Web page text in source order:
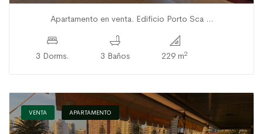
Apartamento en venta. Edificio Porto Sca ...
3 Dorms. 3 Baños 229 m2
VENTA APARTAMENTO